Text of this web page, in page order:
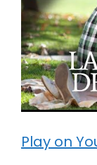
Play on